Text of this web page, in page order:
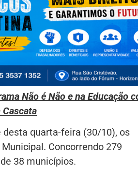
Não é Não e na Educação
quarta-feira (30/10), os
Concorrendo 279
38 municípios.